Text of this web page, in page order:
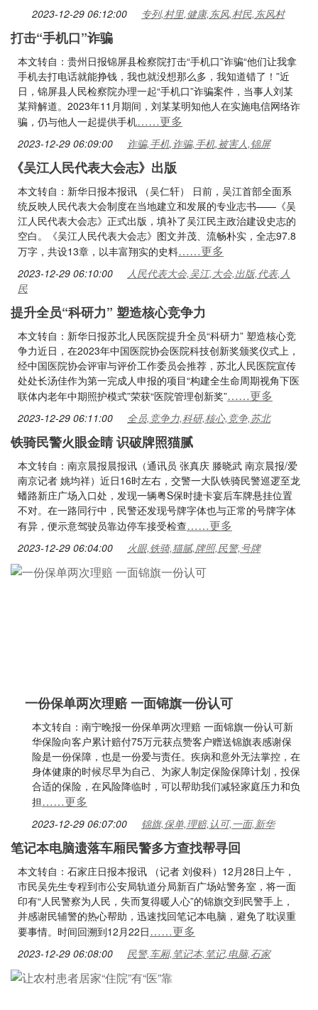
2023-12-29 06:12:00 专列,村里,健康,东风,村民,东风村
打击“手机口”诈骗
本文转自：贵州日报锦屏县检察院打击“手机口”诈骗“他们让我拿
手机去打电话就能挣钱，我也就没想那么多，我知道错了！”近
日，锦屏县人民检察院办理一起“手机口”诈骗案件，当事人刘某
某辩解道。2023年11月期间，刘某某明知他人在实施电信网络诈
骗，仍与他人一起提供手机……更多
2023-12-29 06:09:00 诈骗,手机,诈骗,手机,被害人,锦屏
《吴江人民代表大会志》出版
本文转自：新华日报本报讯 （吴仁轩） 日前，吴江首部全面系
统反映人民代表大会制度在当地建立和发展的专业志书——《吴
江人民代表大会志》正式出版，填补了吴江民主政治建设史志的
空白。《吴江人民代表大会志》图文并茂、流畅朴实，全志97.8
万字，共设13章，以丰富翔实的史料……更多
2023-12-29 06:10:00
人民代表大会,吴江,大会,出版,代表,人
民
提升全员“科研力” 塑造核心竞争力
本文转自：新华日报苏北人民医院提升全员“科研力” 塑造核心竞
争力近日，在2023年中国医院协会医院科技创新奖颁奖仪式上，
经中国医院协会评审与评价工作委员会推荐，苏北人民医院宣传
处处长汤佳作为第一完成人申报的项目“构建全生命周期视角下医
联体内老年中期照护模式”荣获“医院管理创新奖”……更多
2023-12-29 06:11:00 全员,竞争力,科研,核心,竞争,苏北
铁骑民警火眼金睛 识破牌照猫腻
本文转自：南京晨报晨报讯（通讯员 张真庆 滕晓武 南京晨报/爱
南京记者 姚均祥）近日16时左右，交警一大队铁骑民警巡逻至龙
蟠路新庄广场入口处，发现一辆粤S保时捷卡宴后车牌悬挂位置
不对。在一路同行中，民警还发现号牌字体也与正常的号牌字体
有异，便示意驾驶员靠边停车接受检查……更多
2023-12-29 06:04:00 火眼,铁骑,猫腻,牌照,民警,号牌
一份保单两次理赔 一面锦旗一份认可
本文转自：南宁晚报一份保单两次理赔 一面锦旗一份认可新
华保险向客户累计赔付75万元获点赞客户赠送锦旗表感谢保
险是一份保障，也是一份爱与责任。疾病和意外无法掌控，在
身体健康的时候尽早为自己、为家人制定保险保障计划，投保
合适的保险，在风险降临时，可以帮助我们减轻家庭压力和负
担……更多
2023-12-29 06:07:00 锦旗,保单,理赔,认可,一面,新华
笔记本电脑遗落车厢民警多方查找帮寻回
本文转自：石家庄日报本报讯 （记者 刘俊科）12月28日上午，
市民吴先生专程到市公安局轨道分局新百广场站警务室，将一面
印有“人民警察为人民，失而复得暖人心”的锦旗交到民警手上，
并感谢民辅警的热心帮助，迅速找回笔记本电脑，避免了耽误重
要事情。时间回溯到12月22日……更多
2023-12-29 06:08:00 民警,车厢,笔记本,笔记,电脑,石家